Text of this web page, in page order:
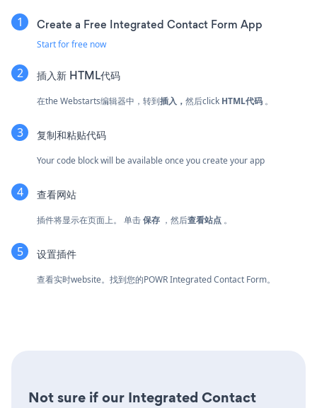
Create a Free Integrated Contact Form App
Start for free now
插入新 HTML代码
在the Webstarts编辑器中，转到插入， 然后click HTML代码 。
复制和粘贴代码
Your code block will be available once you create your app
查看网站
插件将显示在页面上。 单击保存 ，然后查看站点 。
设置插件
查看实时website。找到您的POWR Integrated Contact Form。
Not sure if our Integrated Contact